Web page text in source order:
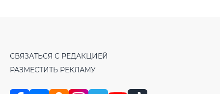
СВЯЗАТЬСЯ С РЕДАКЦИЕЙ
РАЗМЕСТИТЬ РЕКЛАМУ